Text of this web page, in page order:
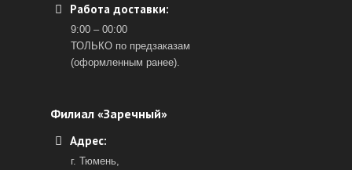
Работа доставки:
9:00 – 00:00
ТОЛЬКО по предзаказам
(оформленным ранее).
Филиал «Заречный»
Адрес:
г. Тюмень,